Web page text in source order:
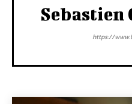
https://